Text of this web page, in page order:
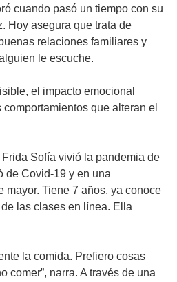
cuando pasó un tiempo con su
Hoy asegura que trata de
relaciones familiares y
le escuche.
el impacto emocional
que alteran el
Sofía vivió la pandemia de
de Covid-19 y en una
mayor. Tiene 7 años, ya conoce
las clases en línea. Ella
la comida. Prefiero cosas
comer”, narra. A través de una